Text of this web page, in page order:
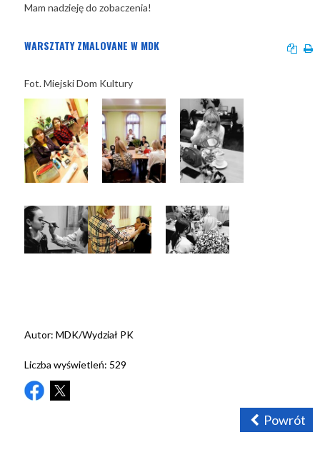
Mam nadzieję do zobaczenia!
WARSZTATY ZMALOVANE W MDK
Fot. Miejski Dom Kultury
Autor: MDK/Wydział PK
Liczba wyświetleń: 529
Powrót